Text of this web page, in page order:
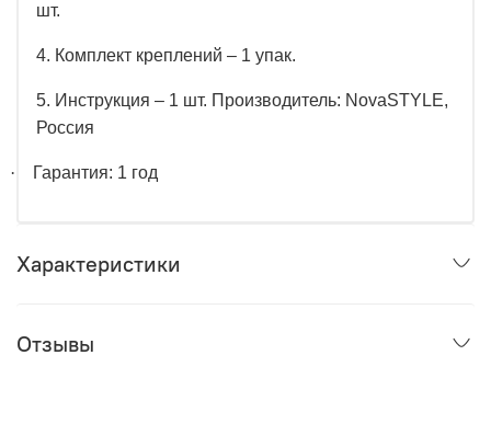
шт.
4. Комплект креплений – 1 упак.
5. Инструкция – 1 шт. Производитель: NovaSTYLE,
Россия
· Гарантия: 1 год
Характеристики
Отзывы